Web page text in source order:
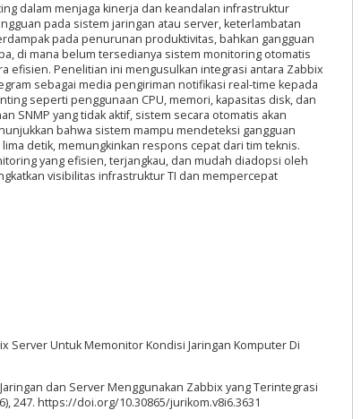
dalam menjaga kinerja dan keandalan infrastruktur
pada sistem jaringan atau server, keterlambatan
pada penurunan produktivitas, bahkan gangguan
di mana belum tersedianya sistem monitoring otomatis
efisien. Penelitian ini mengusulkan integrasi antara Zabbix
sebagai media pengiriman notifikasi real-time kepada
seperti penggunaan CPU, memori, kapasitas disk, dan
SNMP yang tidak aktif, sistem secara otomatis akan
bahwa sistem mampu mendeteksi gangguan
detik, memungkinkan respons cepat dari tim teknis.
yang efisien, terjangkau, dan mudah diadopsi oleh
visibilitas infrastruktur TI dan mempercepat
Server Untuk Memonitor Kondisi Jaringan Komputer Di
dan Server Menggunakan Zabbix yang Terintegrasi
247. https://doi.org/10.30865/jurikom.v8i6.3631